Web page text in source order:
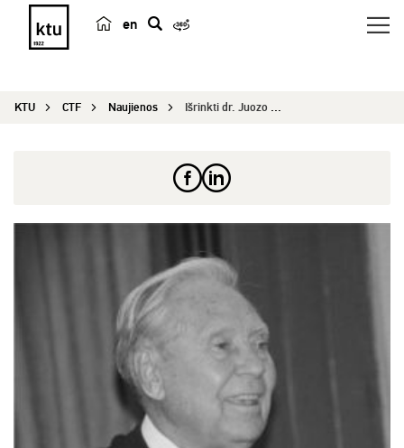
en
e
KTU CTF Naujienos Išrinkti dr. Juozo Petro Kazicko šeimos fondo me...